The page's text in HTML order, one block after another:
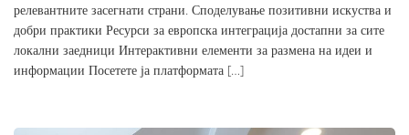
релевантните засегнати страни. Споделување позитивни искуства и
добри практики Ресурси за европска интеграција достапни за сите
локални заедници Интерактивни елементи за размена на идеи и
информации Посетете ја платформата […]